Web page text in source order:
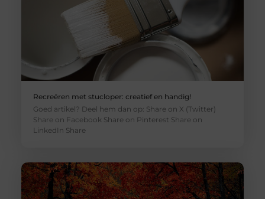
Recreëren met stucloper: creatief en handig!
Goed artikel? Deel hem dan op: Share on X (Twitter)
Share on Facebook Share on Pinterest Share on
LinkedIn Share